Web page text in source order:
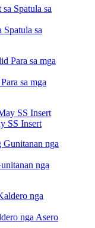
sa
sa mga
SS Insert
nga
nga Asero